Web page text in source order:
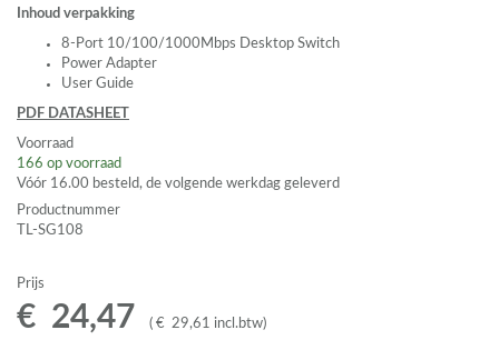
Inhoud verpakking
8-Port 10/100/1000Mbps Desktop Switch
Power Adapter
User Guide
PDF DATASHEET
Voorraad
166 op voorraad
Vóór 16.00 besteld, de volgende werkdag geleverd
Productnummer
TL-SG108
Prijs
€ 24,47 ( € 29,61 incl.btw)